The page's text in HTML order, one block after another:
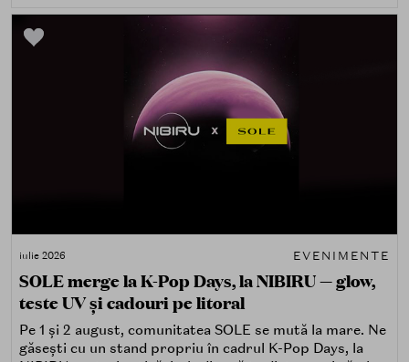
iulie 2026 EVENIMENTE
SOLE merge la K-Pop Days, la NIBIRU — glow,
teste UV și cadouri pe litoral
Pe 1 și 2 august, comunitatea SOLE se mută la mare. Ne
găsești cu un stand propriu în cadrul K-Pop Days, la